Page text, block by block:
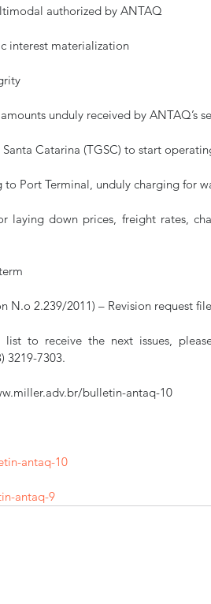
authorized by ANTAQ
interest materialization
unduly received by ANTAQ’s
Catarina (TGSC) to start
Port Terminal, unduly charging for
down prices, freight rates,
N.o 2.239/2011) – Revision request
3219-7303.
bulletin-antaq-10
antaq-10
antaq-9